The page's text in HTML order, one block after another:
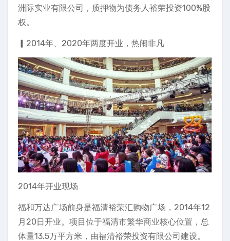
洲际实业有限公司，质押物为债务人裕荣投资100%股
权。
▎2014年、2020年两度开业，热闹非凡
2014年开业现场
福和万达广场前身是福清裕荣汇购物广场，2014年12
月20日开业。项目位于福清市繁华商业核心位置，总
体量13.5万平方米，由福清裕荣投资有限公司建设。